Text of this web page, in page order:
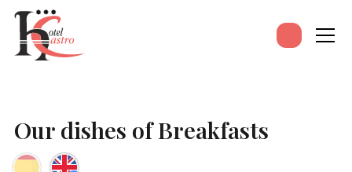
Our dishes of Breakfasts